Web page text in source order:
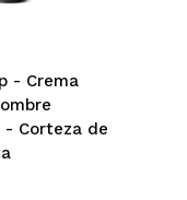
- Crema
Corteza de